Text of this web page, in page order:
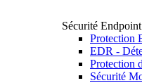
Sécurité Endpoint
Protection
EDR -
Protection
Sécurité